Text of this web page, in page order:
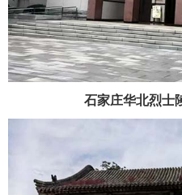
石家庄华北烈士